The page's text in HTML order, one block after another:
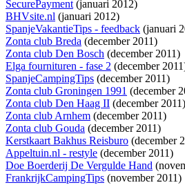
SecurePayment(januari 2012)
BHVsite.nl (januari 2012)
SpanjeVakantieTips - feedback (januari
Zonta club Breda (december 2011)
Zonta club Den Bosch (december 2011)
Elga fournituren - fase 2 (december
SpanjeCampingTips (december 2011)
Zonta club Groningen 1991 (december
Zonta club Den Haag II (december 2011)
Zonta club Arnhem (december 2011)
Zonta club Gouda (december 2011)
Kerstkaart Bakhus Reisburo (december
Appeltuin.nl - restyle (december 2011)
Doe Boerderij De Vergulde Hand
FrankrijkCampingTips (november 2011)